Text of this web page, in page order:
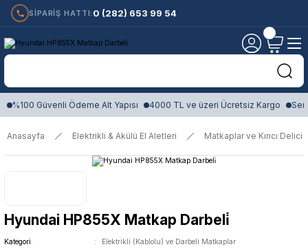
SİPARİŞ HATTI: 0 (282) 653 99 54
%100 Güvenli Ödeme Alt Yapısı 4000 TL ve üzeri Ücretsiz Kargo
Anasayfa Elektrikli & Akülü El Aletleri Matkaplar ve Kırıcı Delici
Hyundai HP855X Matkap Darbeli̇
Kategori
Elektrikli (Kablolu) ve Darbeli Matkaplar